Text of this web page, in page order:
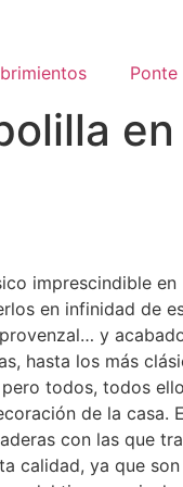
Ponte
imprescindible
en infinidad de
y
hasta los más
todos, todos
de la casa.
con las que
calidad, ya que